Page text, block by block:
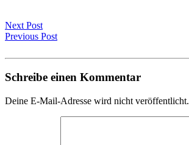
Next Post
Previous Post
Schreibe einen Kommentar
Deine E-Mail-Adresse wird nicht veröffentlicht.